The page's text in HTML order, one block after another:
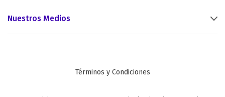
Nuestros Medios
Términos y Condiciones